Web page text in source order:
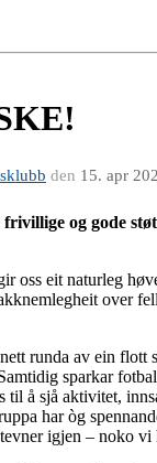
den 15. apr
og gode
oss eit naturleg
over
runda av ein flott
sparkar
til å sjå aktivitet,
har òg
igjen – noko vi